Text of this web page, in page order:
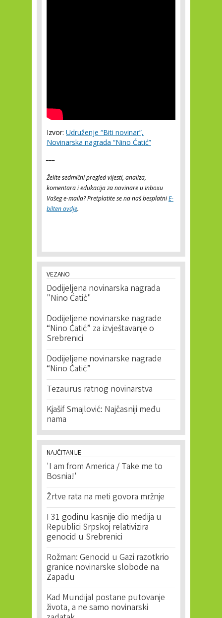
Izvor: Udruženje “Biti novinar”,
Novinarska nagrada “Nino Ćatić”
Želite sedmični pregled vijesti, analiza,
komentara i edukacija za novinare u Inboxu
Vašeg e-maila? Pretplatite se na naš besplatniE-
bilten ovdje.
VEZANO
Dodijeljena novinarska nagrada
"Nino Ćatić"
Dodijeljene novinarske nagrade
“Nino Ćatić” za izvještavanje o
Srebrenici
Dodijeljene novinarske nagrade
“Nino Ćatić”
Tezaurus ratnog novinarstva
Kjašif Smajlović: Najčasniji među
nama
NAJČITANIJE
'I am from America / Take me to
Bosnia!'
Žrtve rata na meti govora mržnje
I 31 godinu kasnije dio medija u
Republici Srpskoj relativizira
genocid u Srebrenici
Rožman: Genocid u Gazi razotkrio
granice novinarske slobode na
Zapadu
Kad Mundijal postane putovanje
života, a ne samo novinarski